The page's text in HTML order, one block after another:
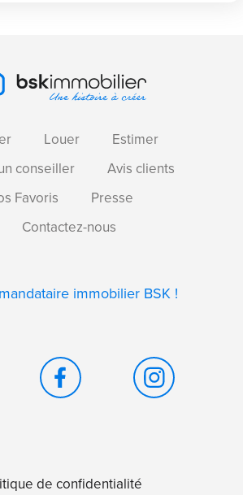
Louer
Estimer
conseiller
Avis clients
Favoris
Presse
Contactez-nous
immobilier BSK !
de confidentialité